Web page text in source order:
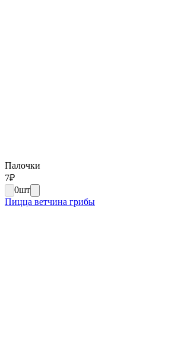
Палочки
7₽
0шт
Пицца ветчина грибы